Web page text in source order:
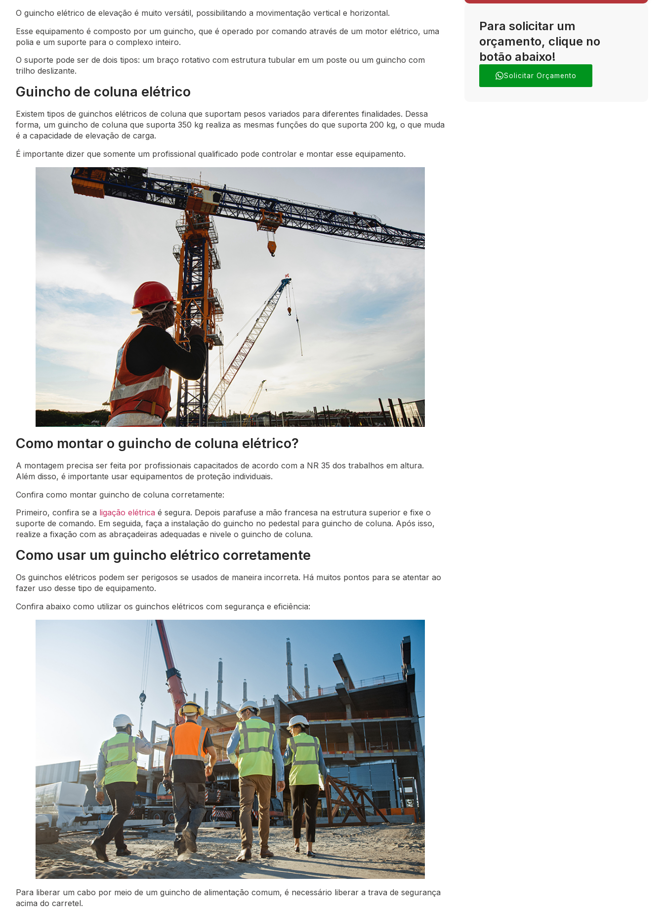
O guincho elétrico de elevação é muito versátil, possibilitando a movimentação vertical e horizontal.
Esse equipamento é composto por um guincho, que é operado por comando através de um motor elétrico, uma
polia e um suporte para o complexo inteiro.
O suporte pode ser de dois tipos: um braço rotativo com estrutura tubular em um poste ou um guincho com
trilho deslizante.
Guincho de coluna elétrico
Existem tipos de guinchos elétricos de coluna que suportam pesos variados para diferentes finalidades. Dessa
forma, um guincho de coluna que suporta 350 kg realiza as mesmas funções do que suporta 200 kg, o que muda
é a capacidade de elevação de carga.
É importante dizer que somente um profissional qualificado pode controlar e montar esse equipamento.
Como montar o guincho de coluna elétrico?
A montagem precisa ser feita por profissionais capacitados de acordo com a NR 35 dos trabalhos em altura.
Além disso, é importante usar equipamentos de proteção individuais.
Confira como montar guincho de coluna corretamente:
Primeiro, confira se a ligação elétrica é segura. Depois parafuse a mão francesa na estrutura superior e fixe o
suporte de comando. Em seguida, faça a instalação do guincho no pedestal para guincho de coluna. Após isso,
realize a fixação com as abraçadeiras adequadas e nivele o guincho de coluna.
Como usar um guincho elétrico corretamente
Os guinchos elétricos podem ser perigosos se usados ​​de maneira incorreta. Há muitos pontos para se atentar ao
fazer uso desse tipo de equipamento.
Confira abaixo como utilizar os guinchos elétricos com segurança e eficiência:
Para liberar um cabo por meio de um guincho de alimentação comum, é necessário liberar a trava de segurança
acima do carretel.
Para solicitar um
orçamento, clique no
botão abaixo!
Solicitar Orçamento